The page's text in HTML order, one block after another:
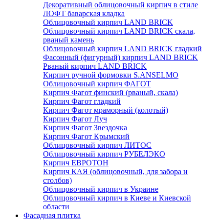
Декоративный облицовочный кирпич в стиле
ЛОФТ баварская кладка
Облицовочный кирпич LAND BRICK
Облицовочный кирпич LAND BRICK скала,
рваный камень
Облицовочный кирпич LAND BRICK гладкий
Фасонный (фигурный) кирпич LAND BRICK
Рваный кирпич LAND BRICK
Кирпич ручной формовки S.ANSELMO
Облицовочный кирпич ФАГОТ
Кирпич Фагот финский (рваный, скала)
Кирпич Фагот гладкий
Кирпич Фагот мраморный (колотый)
Кирпич Фагот Луч
Кирпич Фагот Звездочка
Кирпич Фагот Крымский
Облицовочный кирпич ЛИТОС
Облицовочный кирпич РУБЕЛЭКО
Кирпич ЕВРОТОН
Кирпич КАЯ (облицовочный, для забора и
столбов)
Облицовочный кирпич в Украине
Облицовочный кирпич в Киеве и Киевской
области
Фасадная плитка